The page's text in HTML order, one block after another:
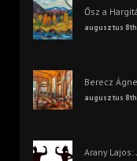
Ősz a
augusztus
Berecz
augusztus
Arany Lajos: